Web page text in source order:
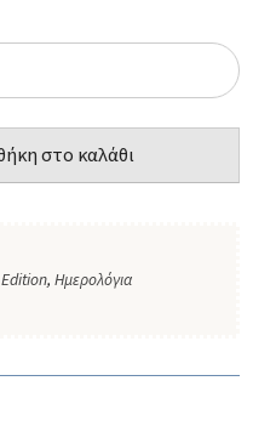
στο καλάθι
, Ημερολόγια